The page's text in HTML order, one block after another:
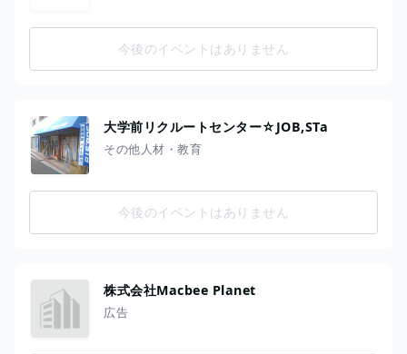
今後のイベントはありません
大学前リクルートセンター☆JOB,STa
その他人材・教育
今後のイベントはありません
株式会社Macbee Planet
広告